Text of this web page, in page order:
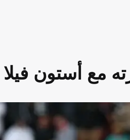
مع أستون